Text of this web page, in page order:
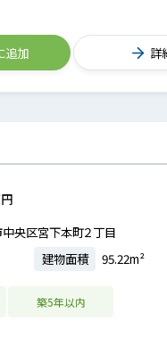
追加 詳
央区宮下本町２丁目
建物面積 95.22m²
築5年以内